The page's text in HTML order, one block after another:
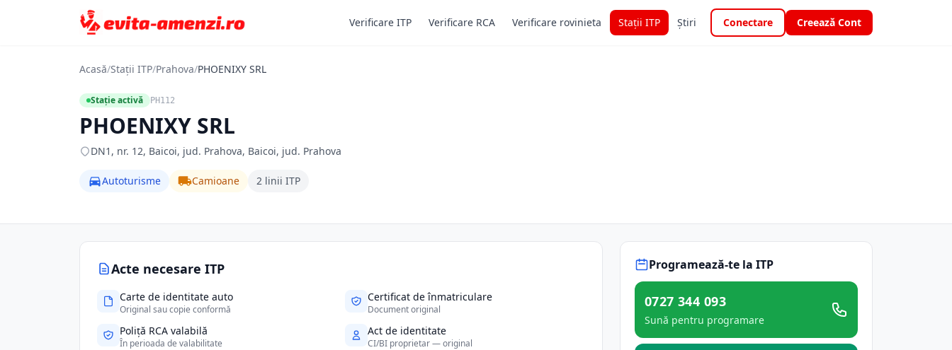
Verificare ITP Verificare RCA Verificare rovinieta Stații ITP Știri Conectare Creează Cont
Acasă/Stații ITP/Prahova/PHOENIXY SRL
Stație activă PH112
PHOENIXY SRL
DN1, nr. 12, Baicoi, jud. Prahova, Baicoi, jud. Prahova
Autoturisme Camioane 2 linii ITP
Acte necesare ITP
Carte de identitate auto
Original sau copie conformă
Certificat de înmatriculare
Document original
Poliță RCA valabilă
În perioada de valabilitate
Act de identitate
CI/BI proprietar — original
Programează-te la ITP
0727 344 093
Sună pentru programare